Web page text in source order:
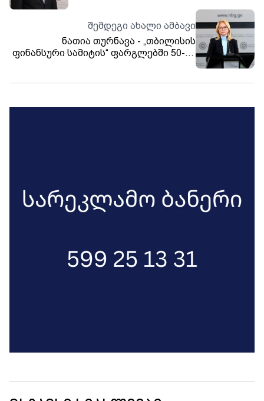
შემდეგი ახალი ამბავი
ნათია თურნავა - „თბილისის
ფინანსური სამიტის“ ფარგლებში 50-ზე